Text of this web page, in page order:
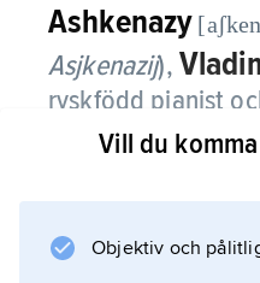
Ashkenazy
Asjkenazij),
ryskfödd pianist
medborgare
”ryska pianotradition”
Vill du
Objektiv och